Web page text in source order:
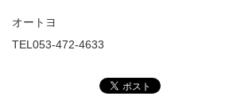
オートヨ
TEL053-472-4633